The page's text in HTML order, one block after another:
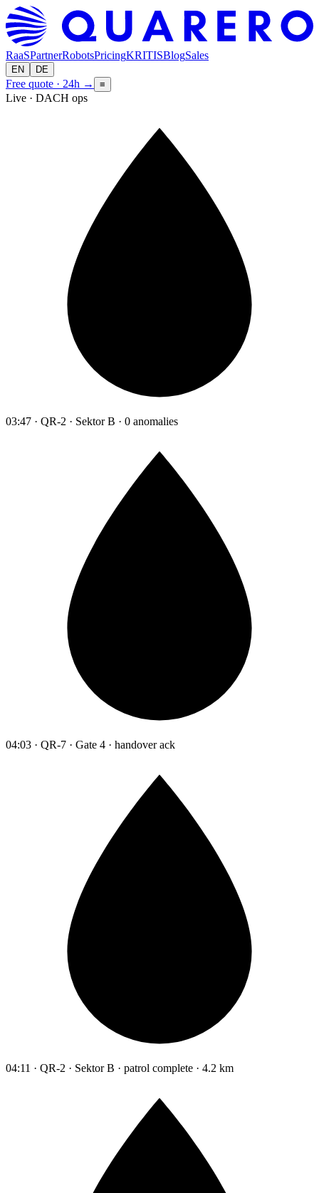
RaaSPartnerRobotsPricingKRITISBlogSales
EN DE
Free quote · 24h → ≡
Live · DACH ops
03:47 · QR-2 · Sektor B · 0 anomalies
04:03 · QR-7 · Gate 4 · handover ack
04:11 · QR-2 · Sektor B · patrol complete · 4.2 km